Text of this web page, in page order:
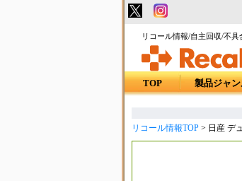
リコール情報/自主回収/不具
TOP 製品ジャ
リコール情報TOP> 日産 デ